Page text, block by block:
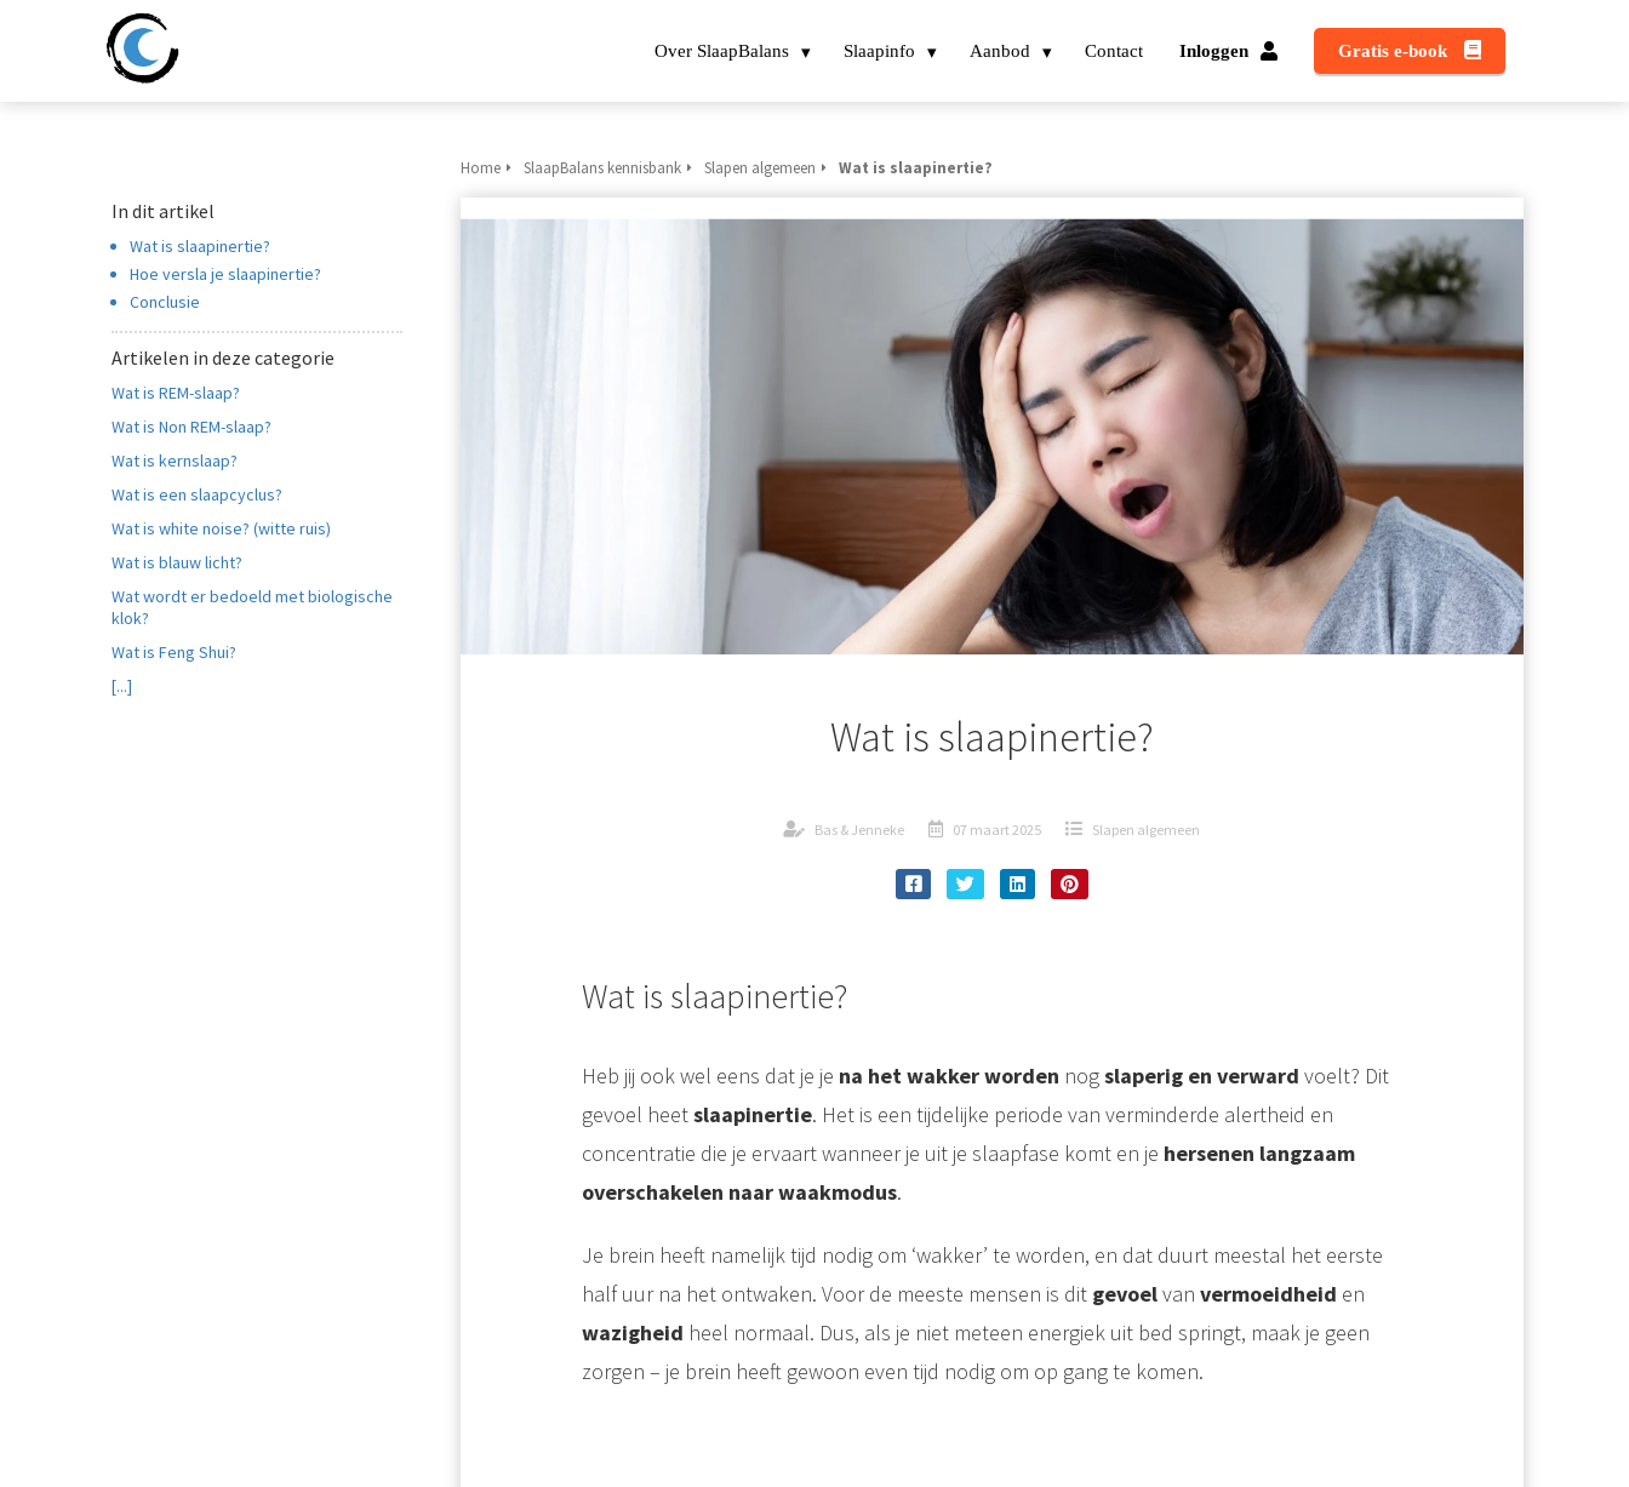
Over SlaapBalans Slaapinfo Aanbod Contact Inloggen Gratis e-book
In dit artikel
Wat is slaapinertie?
Hoe versla je slaapinertie?
Conclusie
Artikelen in deze categorie
Wat is REM-slaap?
Wat is Non REM-slaap?
Wat is kernslaap?
Wat is een slaapcyclus?
Wat is white noise? (witte ruis)
Wat is blauw licht?
Wat wordt er bedoeld met biologische
klok?
Wat is Feng Shui?
[...]
Home SlaapBalans kennisbank Slapen algemeen Wat is slaapinertie?
Wat is slaapinertie?
Bas & Jenneke 07 maart 2025 Slapen algemeen
Wat is slaapinertie?
Heb jij ook wel eens dat je je na het wakker worden nogslaperig en verward voelt? Dit
gevoel heetslaapinertie. Het is een tijdelijke periode van verminderde alertheid en
concentratie die je ervaart wanneer je uit je slaapfase komt en je hersenen langzaam
overschakelen naar waakmodus.
Je brein heeft namelijk tijd nodig om ‘wakker’ te worden, en dat duurt meestal het eerste
half uur na het ontwaken. Voor de meeste mensen is dit gevoelvan vermoeidheid en
wazigheid heel normaal. Dus, als je niet meteen energiek uit bed springt, maak je geen
zorgen – je brein heeft gewoon even tijd nodig om op gang te komen.